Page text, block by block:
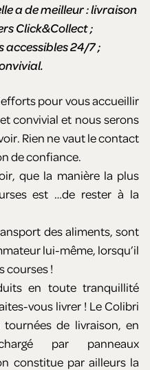
a de meilleur : livraison
Click&Collect ;
24/7 ;
pour vous accueillir
convivial et nous serons
Rien ne vaut le contact
de confiance.
que la manière la plus
est …de rester à la
des aliments, sont
lui-même, lorsqu’il
courses !
en toute tranquillité
vous livrer ! Le Colibri
de livraison, en
par panneaux
constitue par ailleurs la